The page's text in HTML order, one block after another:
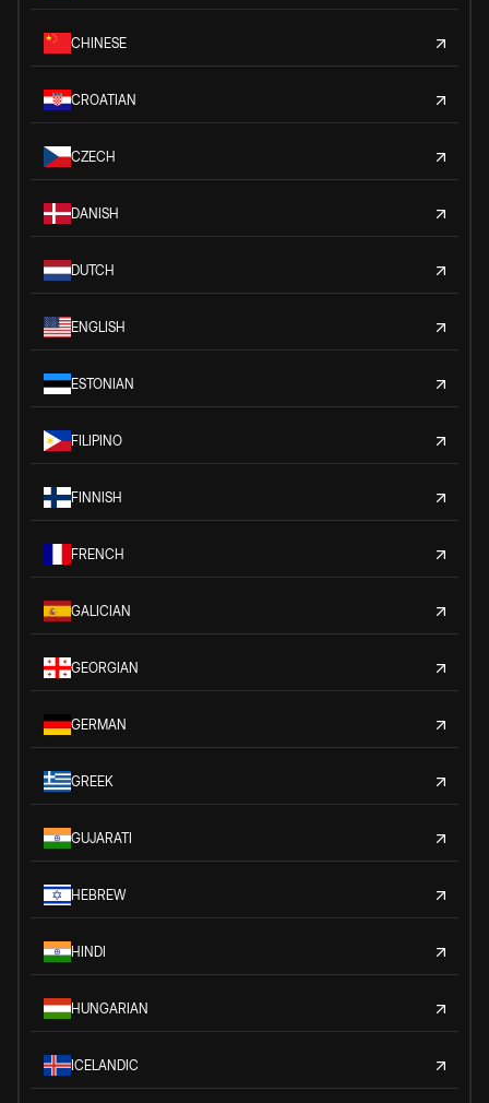
CHINESE
CROATIAN
CZECH
DANISH
DUTCH
ENGLISH
ESTONIAN
FILIPINO
FINNISH
FRENCH
GALICIAN
GEORGIAN
GERMAN
GREEK
GUJARATI
HEBREW
HINDI
HUNGARIAN
ICELANDIC